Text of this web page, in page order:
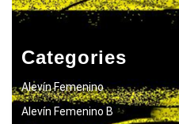
Categories
Alevín Femenino
Alevín Femenino B